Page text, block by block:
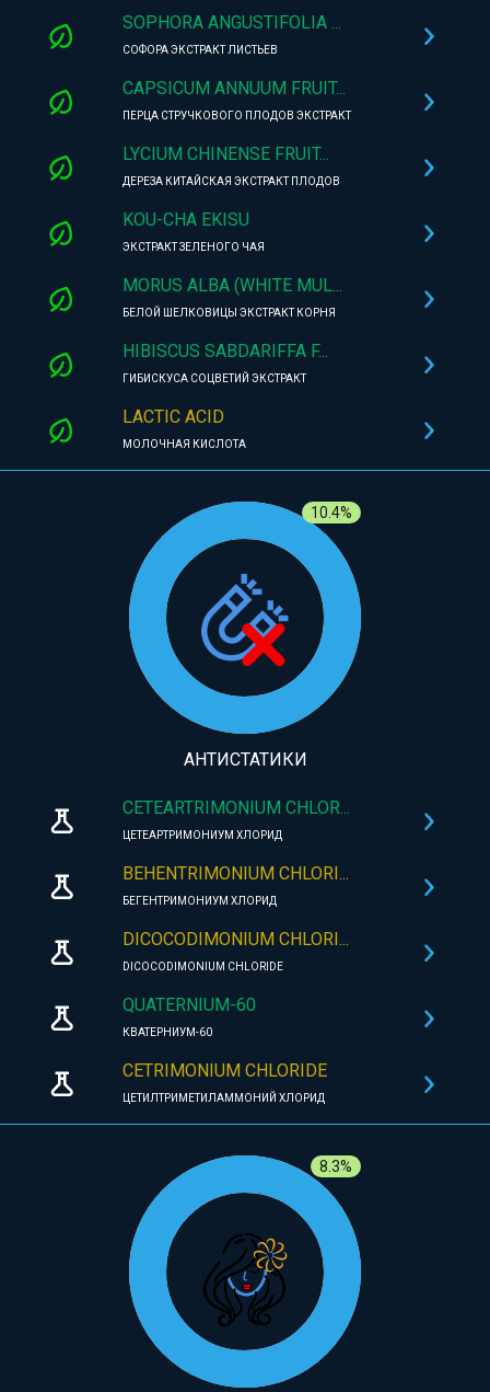
SOPHORA ANGUSTIFOLIA ...
СОФОРА ЭКСТРАКТ ЛИСТЬЕВ
CAPSICUM ANNUUM FRUIT...
ПЕРЦА СТРУЧКОВОГО ПЛОДОВ ЭКСТРАКТ
LYCIUM CHINENSE FRUIT...
ДЕРЕЗА КИТАЙСКАЯ ЭКСТРАКТ ПЛОДОВ
KOU-CHA EKISU
ЭКСТРАКТ ЗЕЛЕНОГО ЧАЯ
MORUS ALBA (WHITE MUL...
БЕЛОЙ ШЕЛКОВИЦЫ ЭКСТРАКТ КОРНЯ
HIBISCUS SABDARIFFA F...
ГИБИСКУСА СОЦВЕТИЙ ЭКСТРАКТ
LACTIC ACID
МОЛОЧНАЯ КИСЛОТА
10.4%
АНТИСТАТИКИ
CETEARTRIMONIUM CHLOR...
ЦЕТЕАРТРИМОНИУМ ХЛОРИД
BEHENTRIMONIUM CHLORI...
БЕГЕНТРИМОНИУМ ХЛОРИД
DICOCODIMONIUM CHLORI...
DICOCODIMONIUM CHLORIDE
QUATERNIUM-60
КВАТЕРНИУМ-60
CETRIMONIUM CHLORIDE
ЦЕТИЛТРИМЕТИЛАММОНИЙ ХЛОРИД
8.3%